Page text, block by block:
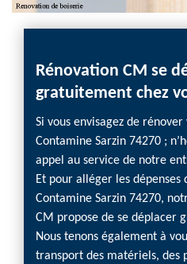
Rénovation CM se
gratuitement chez
Si vous envisagez de rénover
Contamine Sarzin 74270 ;
appel au service de notre
Et pour alléger les dépenses
Contamine Sarzin 74270,
CM propose de se déplacer
Nous tenons également à
transport des matériels, des